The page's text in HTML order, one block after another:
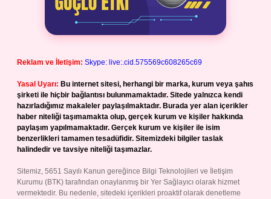
Reklam ve İletişim: Skype: live:.cid.575569c608265c69
Yasal Uyarı: Bu internet sitesi, herhangi bir marka, kurum veya şahıs
şirketi ile hiçbir bağlantısı bulunmamaktadır. Sitede yalnızca kendi
hazırladığımız makaleler paylaşılmaktadır. Burada yer alan içerikler
haber niteliği taşımamakta olup, gerçek kurum ve kişiler hakkında
paylaşım yapılmamaktadır. Gerçek kurum ve kişiler ile isim
benzerlikleri tamamen tesadüfidir. Sitemizdeki bilgiler taslak
halindedir ve tavsiye niteliği taşımazlar.
Sitemiz, 5651 Sayılı Kanun gereğince Bilgi Teknolojileri ve İletişim
Kurumu (BTK) tarafından onaylanmış bir Yer Sağlayıcı olarak hizmet
vermektedir. Bu nedenle, sitedeki içerikleri proaktif olarak denetleme